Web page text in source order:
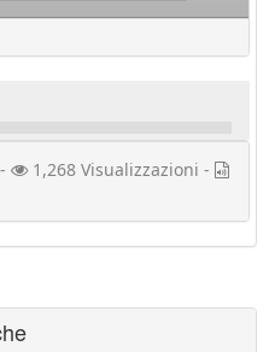
1,268 Visualizzazioni -